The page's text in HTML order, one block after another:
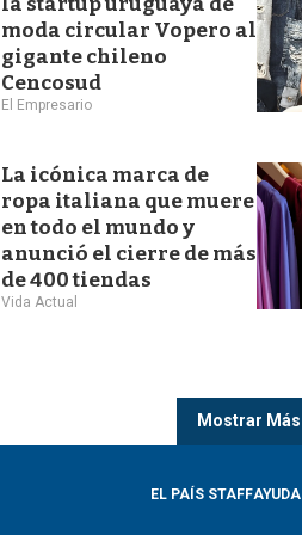
moda circular Vopero al
gigante chileno
Cencosud
El Empresario
La icónica marca de
ropa italiana que muere
en todo el mundo y
anunció el cierre de más
de 400 tiendas
Vida Actual
Mostrar Más
EL PAÍS STAFFAYUDA